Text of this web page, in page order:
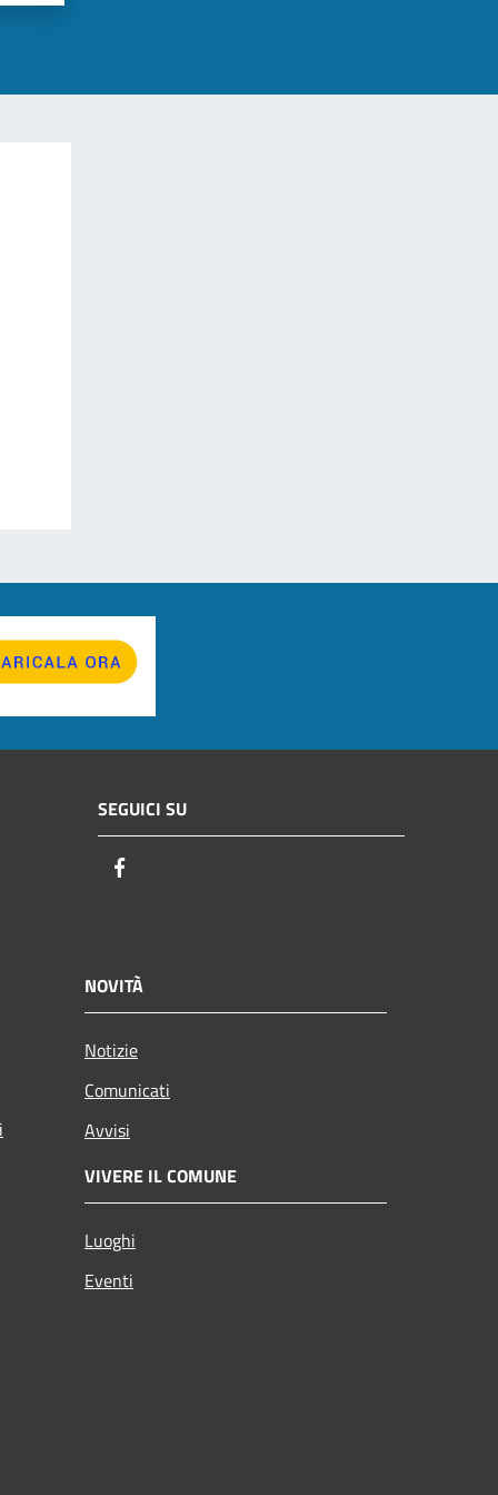
SEGUICI SU
NOVITÀ
Notizie
Comunicati
Avvisi
VIVERE IL COMUNE
Luoghi
Eventi